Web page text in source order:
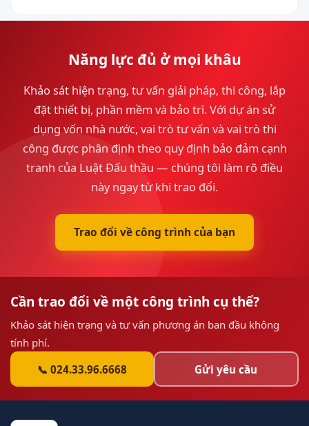
Năng lực đủ ở mọi khâu
Khảo sát hiện trạng, tư vấn giải pháp, thi công, lắp
đặt thiết bị, phần mềm và bảo trì. Với dự án sử
dụng vốn nhà nước, vai trò tư vấn và vai trò thi
công được phân định theo quy định bảo đảm cạnh
tranh của Luật Đấu thầu — chúng tôi làm rõ điều
này ngay từ khi trao đổi.
Trao đổi về công trình của bạn
Cần trao đổi về một công trình cụ thể?
Khảo sát hiện trạng và tư vấn phương án ban đầu không
tính phí.
📞 024.33.96.6668
Gửi yêu cầu